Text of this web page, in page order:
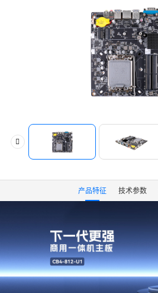
产品特征 技术参数